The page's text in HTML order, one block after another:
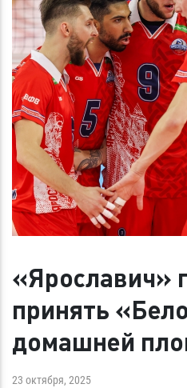
«Ярославич»
принять
домашней
23 октября, 2025